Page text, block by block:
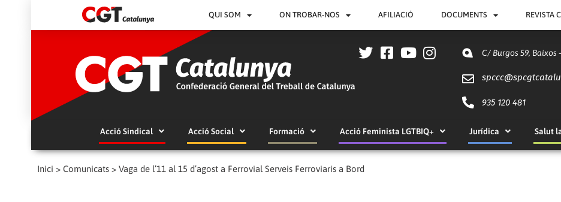
QUI SOM ON TROBAR-NOS AFILIACIÓ DOCUMENTS REVISTA
C/ Burgos 59, Baixos
spccc@
935 120 481
Acció Sindical Acció Social Formació Acció Feminista LGTBIQ+ Jurídica Salut
Inici > Comunicats > Vaga de l’11 al 15 d’agost a Ferrovial Serveis Ferroviaris a Bord